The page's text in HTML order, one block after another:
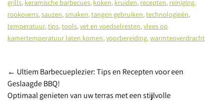
grills, keramische barbecues, koken, kruiden, recepten, reiniging,
rookovens,sauzen,smaken,tangen gebruiken,technologieën,
temperatuur,tips,tools,vet en voedselresten,vlees op
kamertemperatuur laten komen,voorbereiding,warmteoverdracht
Post
navigation
← Ultiem Barbecueplezier: Tips en Recepten voor een
Geslaagde BBQ!
Optimaal genieten van uw terras met een stijlvolle